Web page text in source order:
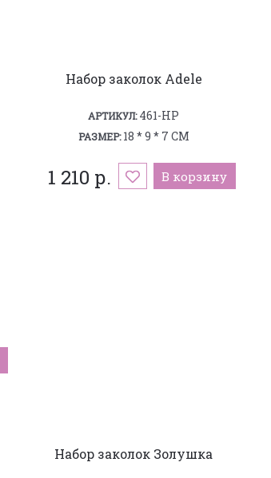
Набор заколок Adele
АРТИКУЛ:461-HP
РАЗМЕР:18 * 9 * 7 СМ
1 210 р. В корзину
Набор заколок Золушка